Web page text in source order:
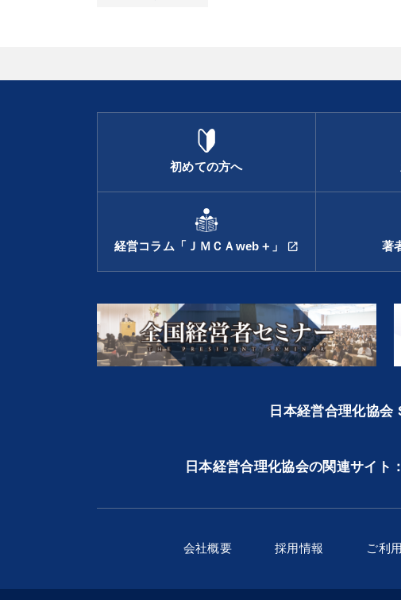
初めての方へ
経営コラム「ＪＭＣＡweb＋」 open_in_new 著
日本経営合理化協会
日本経営合理化協会の関連サイト：
会社概要 採用情報 ご利